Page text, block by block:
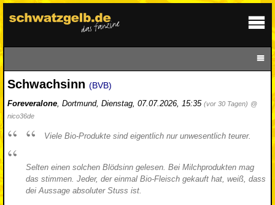
Schwachsinn (BVB)
Foreveralone, Dortmund, Dienstag, 07.07.2026, 15:35 (vor 30 Tagen) @
nico36de
Viele Bio-Produkte sind eigentlich nur unwesentlich teurer.
Selten einen solchen Blödsinn gelesen. Bei Milchprodukten mag
das stimmen. Jeder, der einmal Bio-Fleisch gekauft hat, weiß, dass
dei Aussage absoluter Stuss ist.